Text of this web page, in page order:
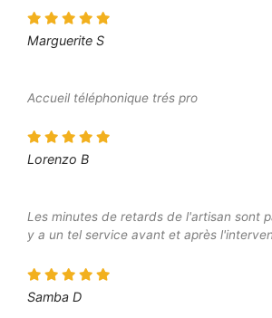
Marguerite S
Accueil téléphonique trés pro
Lorenzo B
Les minutes de retards de l'artisan sont
y a un tel service avant et après
Samba D